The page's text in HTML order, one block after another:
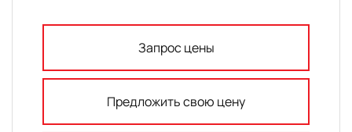
Запрос цены
Предложить свою цену